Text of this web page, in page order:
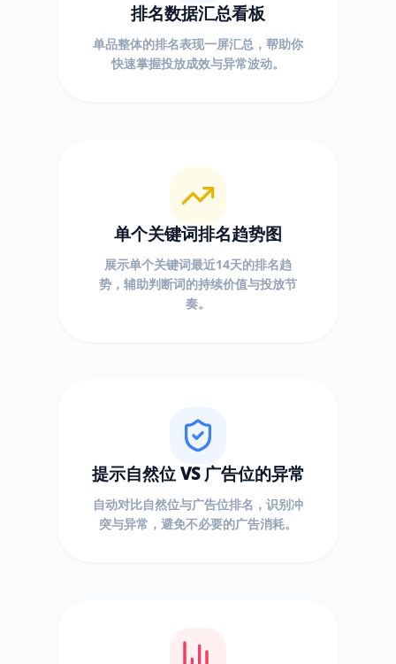
排名数据汇总看板
单品整体的排名表现一屏汇总，帮助你
快速掌握投放成效与异常波动。
单个关键词排名趋势图
展示单个关键词最近14天的排名趋
势，辅助判断词的持续价值与投放节
奏。
提示自然位 VS 广告位的异常
自动对比自然位与广告位排名，识别冲
突与异常，避免不必要的广告消耗。